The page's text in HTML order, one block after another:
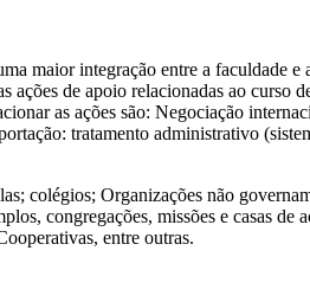
maior integração entre a faculdade
ações de apoio relacionadas ao curso
as ações são: Negociação
tratamento administrativo
colégios; Organizações não
congregações, missões e casas de
entre outras.